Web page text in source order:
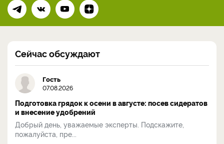
Сейчас обсуждают
Гость
07.08.2026
Подготовка грядок к осени в августе: посев сидератов
и внесение удобрений
Добрый день, уважаемые эксперты. Подскажите,
пожалуйста, пре...